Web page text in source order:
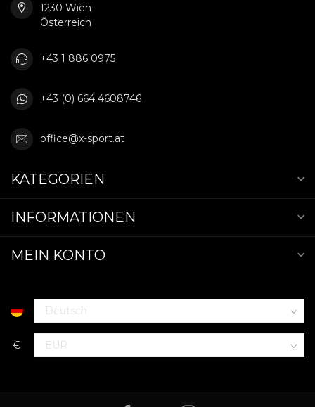
1230 Wien
Österreich
+43 1 886 0975
+43 (0) 664 4608746
office@x-sport.at
KATEGORIEN
INFORMATIONEN
MEIN KONTO
€